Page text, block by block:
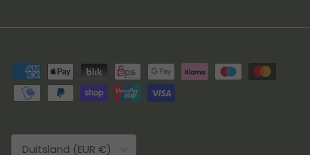
Land/Regio
Duitsland (EUR €)